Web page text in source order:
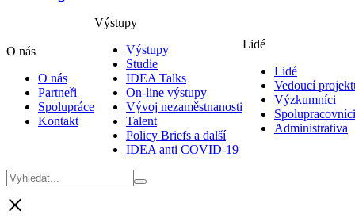
O nás
O nás
Partneři
Spolupráce
Kontakt
Výstupy
Výstupy
Studie
IDEA Talks
On-line výstupy
Vývoj nezaměstnanosti
Talent
Policy Briefs a další
IDEA anti COVID-19
Lidé
Lidé
Vedoucí
Výzkumníci
Spolupracovníci
Administrativa
×